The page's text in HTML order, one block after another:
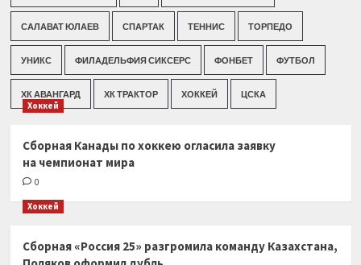
САЛАВАТ ЮЛАЕВ СПАРТАК ТЕННИС ТОРПЕДО
УНИКС ФИЛАДЕЛЬФИЯ СИКСЕРС ФОНБЕТ ФУТБОЛ
ХК АВАНГАРД ХК ТРАКТОР ХОККЕЙ ЦСКА
Хоккей
Сборная Канады по хоккею огласила заявку
на чемпионат мира
0
Хоккей
Сборная «Россия 25» разгромила команду Казахстана,